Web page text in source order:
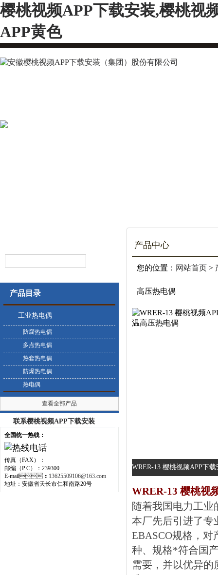
樱桃视频APP下载安装,樱桃视
APP黄色
产品目录
工业热电偶
防腐热电偶
多点热电偶
热套热电偶
防爆热电偶
热电偶
查看全部产品
联系樱桃视频APP下载安装
全国统一热线：
传真（FAX）：
邮编（P.C）：239300
E-mail： 13625509106@163.com
地址：安徽省天长市仁和南路20号
产品中心
您的位置： 网站首页 >
高压热电偶
WRER-13 樱桃视频APP下载
WRER-13 樱桃视
随着我国电力工业的
本厂先后引进了专
EBASCO规格，
种、规格*符合国
需要，并以优异